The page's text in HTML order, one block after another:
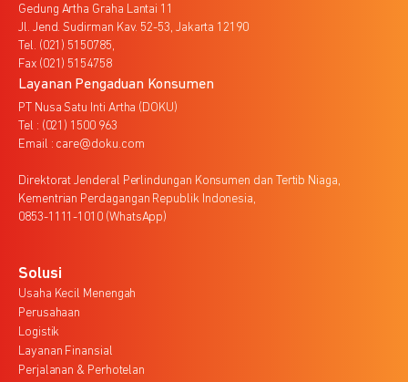
Gedung Artha Graha Lantai 11
Jl. Jend. Sudirman Kav. 52-53, Jakarta 12190
Tel. (021) 5150785,
Fax (021) 5154758
Layanan Pengaduan Konsumen
PT Nusa Satu Inti Artha (DOKU)
Tel : (021) 1500 963
Email : care@doku.com
Direktorat Jenderal Perlindungan Konsumen dan Tertib Niaga,
Kementrian Perdagangan Republik Indonesia,
0853-1111-1010 (WhatsApp)
Solusi
Usaha Kecil Menengah
Perusahaan
Logistik
Layanan Finansial
Perjalanan & Perhotelan